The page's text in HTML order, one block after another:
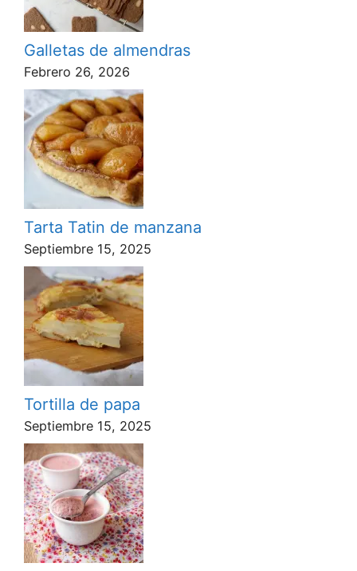
Galletas de almendras
Febrero 26, 2026
Tarta Tatin de manzana
Septiembre 15, 2025
Tortilla de papa
Septiembre 15, 2025